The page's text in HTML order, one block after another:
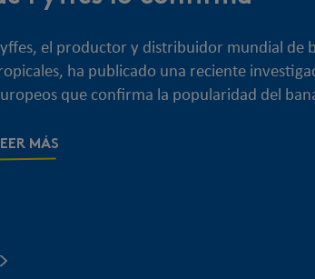
el productor y distribuidor mundial de
ha publicado una reciente
que confirma la popularidad del
MÁS